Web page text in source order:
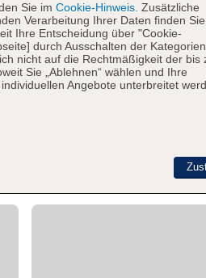
Sie im Cookie-Hinweis. Zusätzliche
Verarbeitung Ihrer Daten finden
Ihre Entscheidung über "Cookie-
durch Ausschalten der Kategorien
nicht auf die Rechtmäßigkeit der bis
Sie „Ablehnen“ wählen und Ihre
Angebote unterbreitet